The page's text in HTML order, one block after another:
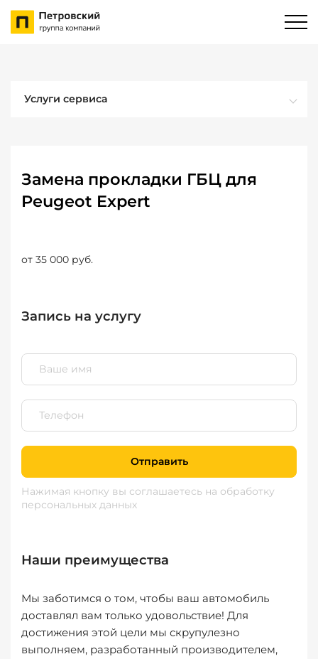
Услуги сервиса
Замена прокладки ГБЦ для
Peugeot Expert
от 35 000 руб.
Запись на услугу
Отправить
Нажимая кнопку вы соглашаетесь на обработку
персональных данных
Наши преимущества
Мы заботимся о том, чтобы ваш автомобиль
доставлял вам только удовольствие! Для
достижения этой цели мы скрупулезно
выполняем, разработанный производителем,